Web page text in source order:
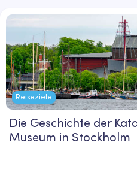
Reiseziele
Die Geschichte der
Museum in Stockholm